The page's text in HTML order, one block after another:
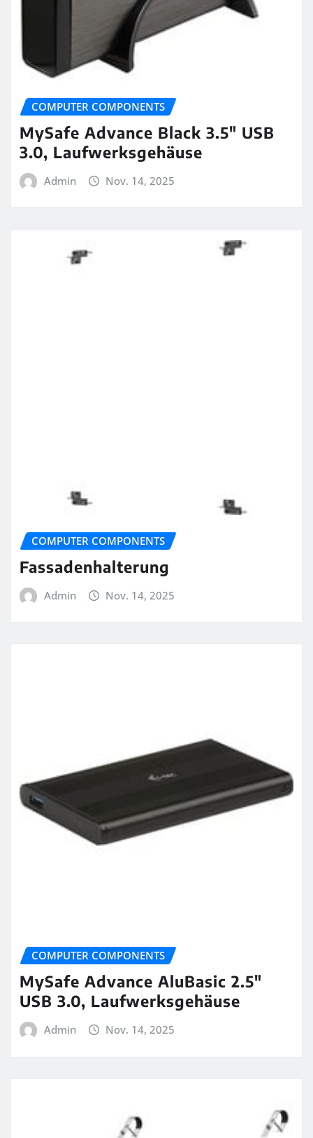
COMPUTER COMPONENTS
MySafe Advance Black 3.5″ USB
3.0, Laufwerksgehäuse
Admin Nov. 14, 2025
COMPUTER COMPONENTS
Fassadenhalterung
Admin Nov. 14, 2025
COMPUTER COMPONENTS
MySafe Advance AluBasic 2.5″
USB 3.0, Laufwerksgehäuse
Admin Nov. 14, 2025